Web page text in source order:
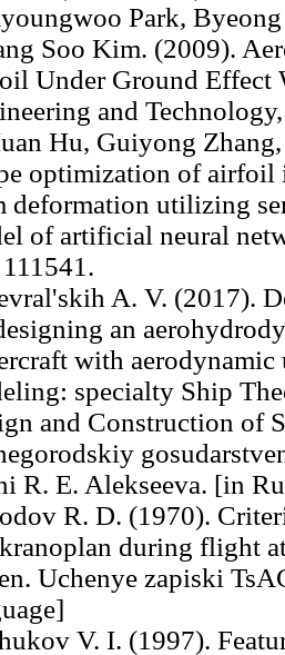
Park,
Soo Kim. (2009).
Under Ground Effect
and
Hu, Guiyong
optimization of airfoil
deformation utilizing
of artificial neural
A. V. (2017).
an
with
specialty Ship
and Construction of
R. E. Alekseeva. [in
R. D. (1970).
during flight
Uchenye zapiski
V. I. (1997).